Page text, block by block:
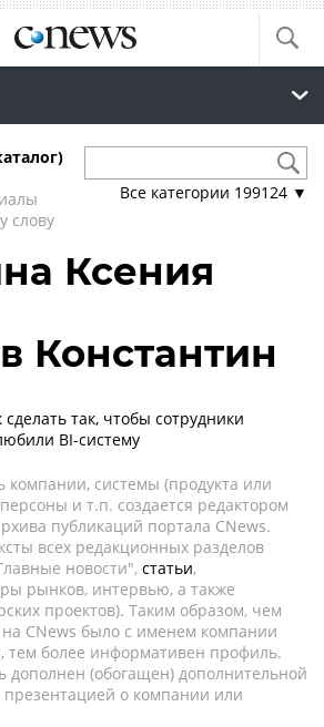
слову
Все категории 199124 ▼
Ксения
Константин
сделать так, чтобы сотрудники
BI-систему
системы (продукта или
и т.п. создается редактором
публикаций портала CNews.
всех редакционных разделов
новости", статьи,
рынков, интервью, а также
проектов). Таким образом, чем
CNews было с именем компании
тем более информативен профиль.
дополнен (обогащен) дополнительной
о компании или